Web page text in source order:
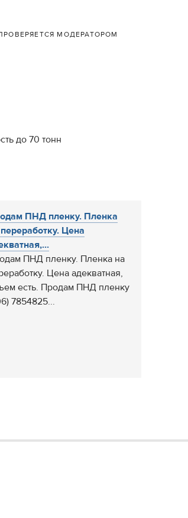
МОДЕРАТОРОМ
до 70 тонн
ПНД пленку. Пленка
Цена
ПНД пленку. Пленка на
Цена адекватная,
есть. Продам ПНД пленку
7854825...